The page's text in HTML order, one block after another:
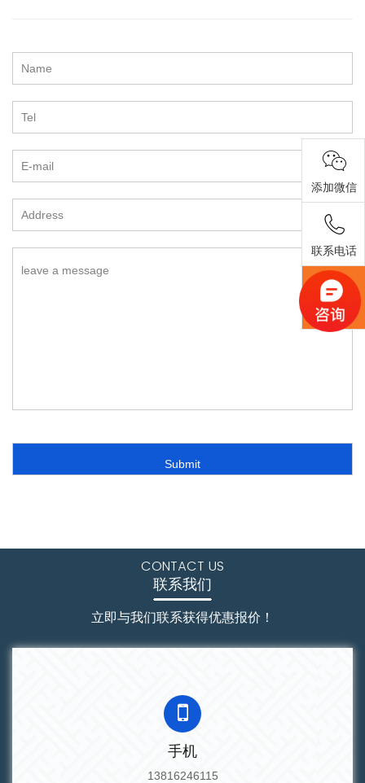
CONTACT US
联系我们
立即与我们联系获得优惠报价！
手机
13816246115
添加微信
联系电话
返回顶部